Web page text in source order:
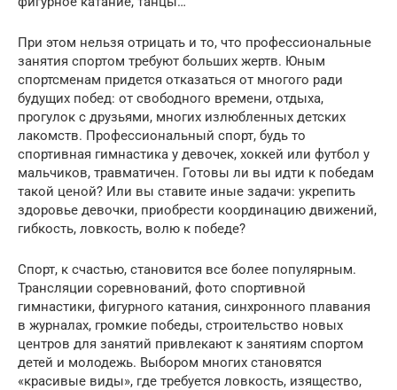
При этом нельзя отрицать и то, что профессиональные
занятия спортом требуют больших жертв. Юным
спортсменам придется отказаться от многого ради
будущих побед: от свободного времени, отдыха,
прогулок с друзьями, многих излюбленных детских
лакомств. Профессиональный спорт, будь то
спортивная гимнастика у девочек, хоккей или футбол у
мальчиков, травматичен. Готовы ли вы идти к победам
такой ценой? Или вы ставите иные задачи: укрепить
здоровье девочки, приобрести координацию движений,
гибкость, ловкость, волю к победе?
Спорт, к счастью, становится все более популярным.
Трансляции соревнований, фото спортивной
гимнастики, фигурного катания, синхронного плавания
в журналах, громкие победы, строительство новых
центров для занятий привлекают к занятиям спортом
детей и молодежь. Выбором многих становятся
«красивые виды», где требуется ловкость, изящество,